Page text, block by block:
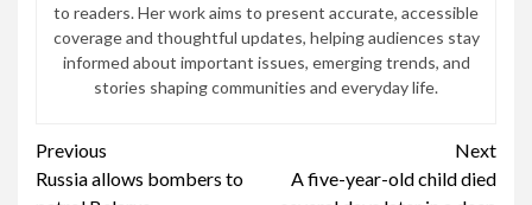
to readers. Her work aims to present accurate, accessible
coverage and thoughtful updates, helping audiences stay
informed about important issues, emerging trends, and
stories shaping communities and everyday life.
Continue
Reading
Previous
Russia allows bombers to
Next
A five-year-old child died